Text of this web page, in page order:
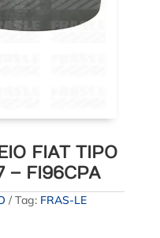
FIAT TIPO
– FI96CPA
Tag: FRAS-LE